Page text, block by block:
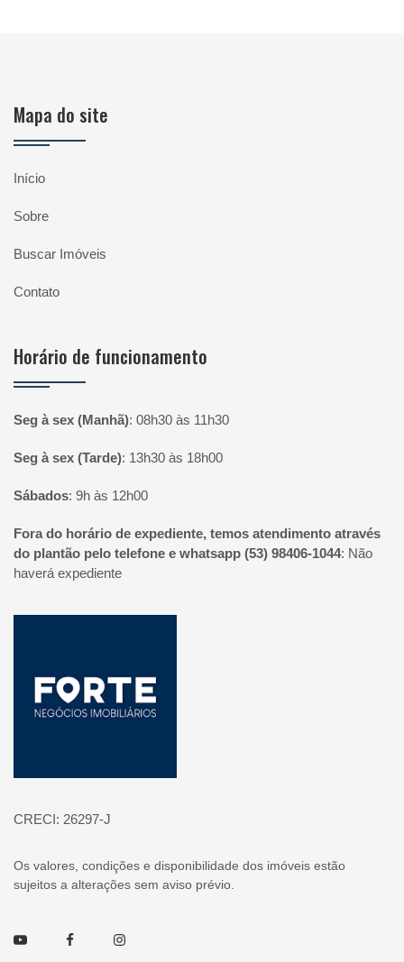
Mapa do site
Início
Sobre
Buscar Imóveis
Contato
Horário de funcionamento
Seg à sex (Manhã): 08h30 às 11h30
Seg à sex (Tarde): 13h30 às 18h00
Sábados: 9h às 12h00
Fora do horário de expediente, temos atendimento através
do plantão pelo telefone e whatsapp (53) 98406-1044: Não
haverá expediente
CRECI: 26297-J
Os valores, condições e disponibilidade dos imóveis estão
sujeitos a alterações sem aviso prévio.
Youtube FacebookInstagram